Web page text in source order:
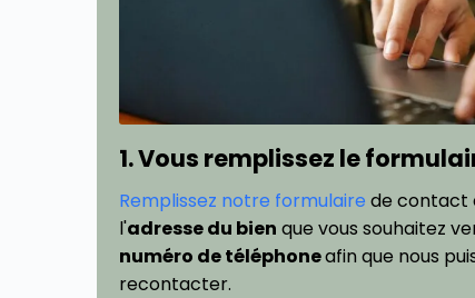
1. Vous remplissez le
Remplissez notre formulaire de contact
l'adresse du bien que vous souhaitez
numéro de téléphoneafin que nous
recontacter.